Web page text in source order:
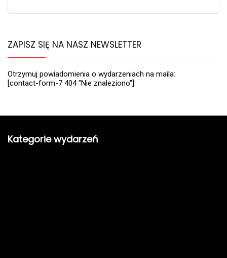
ZAPISZ SIĘ NA NASZ NEWSLETTER
Otrzymuj powiadomienia o wydarzeniach na maila:
[contact-form-7 404 "Nie znaleziono"]
Kategorie wydarzeń